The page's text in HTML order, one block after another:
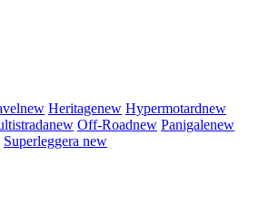
new Heritagenew Hypermotardnew
new Off-Roadnew Panigalenew
Superleggera new